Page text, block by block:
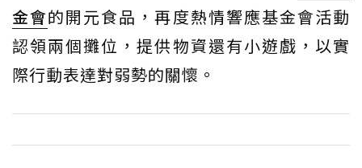
金會的開元食品，再度熱情響應基金會活動
認領兩個攤位，提供物資還有小遊戲，以實
際行動表達對弱勢的關懷。